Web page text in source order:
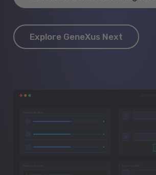
Explore GeneXus Next